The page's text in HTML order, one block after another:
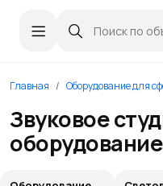
Главная Оборудование для
Звуковое